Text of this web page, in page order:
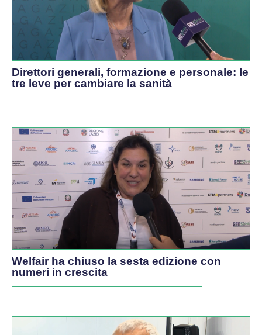
Direttori generali, formazione e personale: le
tre leve per cambiare la sanità
Welfair ha chiuso la sesta edizione con
numeri in crescita